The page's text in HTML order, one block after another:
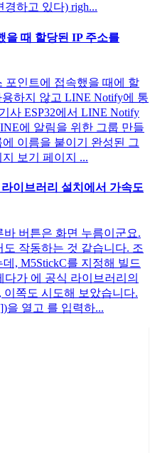
하고 있다) righ...
때 할당된 IP 주소를
인트에 접속했을 때에 할
하지 않고 LINE Notify에 통
사 ESP32에서 LINE Notify
에 알림을 위한 그룹 만들
이름을 붙이기 완성된 그
보기 페이지 ...
이브러리 설치에서 가속도
버튼은 화면 누름이군요.
작동하는 것 같습니다. 조
, M5StickC를 지정해 빌드
다가 에 공식 라이브러리의
쪽도 시도해 보았습니다.
을 열고 를 입력하...